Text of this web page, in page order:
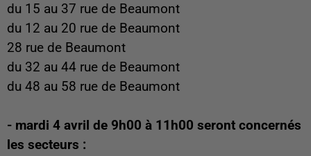
du 15 au 37 rue de Beaumont
du 12 au 20 rue de Beaumont
28 rue de Beaumont
du 32 au 44 rue de Beaumont
du 48 au 58 rue de Beaumont
- mardi 4 avril de 9h00 à 11h00 seront concernés
les secteurs :